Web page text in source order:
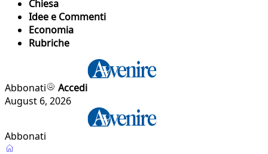
Chiesa
Idee e Commenti
Economia
Rubriche
Abbonati
Accedi
August 6, 2026
Abbonati